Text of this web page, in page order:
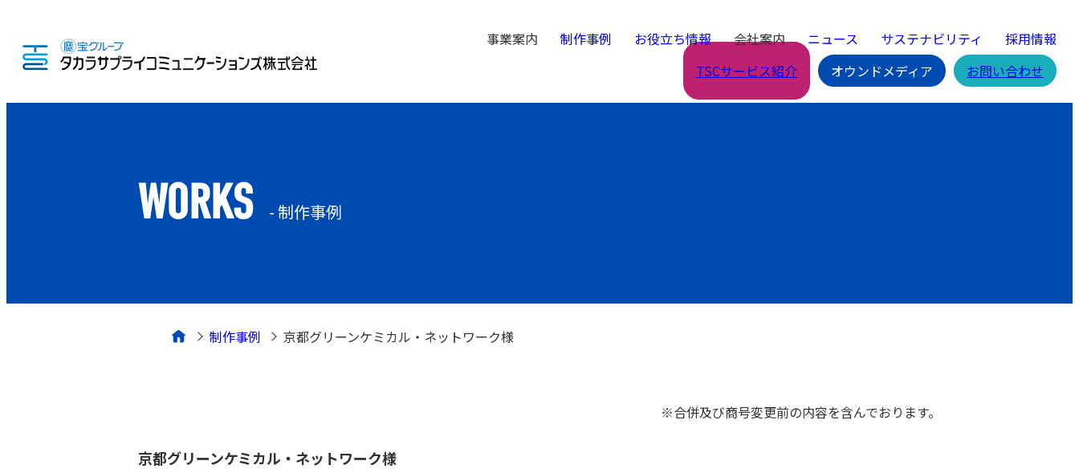
事業案内 制作事例 お役立ち情報 会社案内 ニュース サステナビリティ
採用情報
TSCサービス紹介
オウンドメディア お問い合わせ
WORKS - 制作事例
制作事例 京都グリーンケミカル・ネットワーク様
※合併及び商号変更前の内容を含んでおります。
京都グリーンケミカル・ネットワーク様